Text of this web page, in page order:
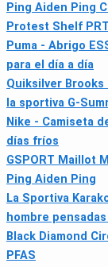
Ping Aiden Ping
Protest Shelf
Puma - Abrigo
para el día a día
Quiksilver
la sportiva G-
Nike - Camiseta
días fríos
GSPORT Maillot
Ping Aiden Ping
La Sportiva
hombre
Black Diamond
PFAS